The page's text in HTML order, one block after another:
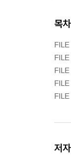
목차
저